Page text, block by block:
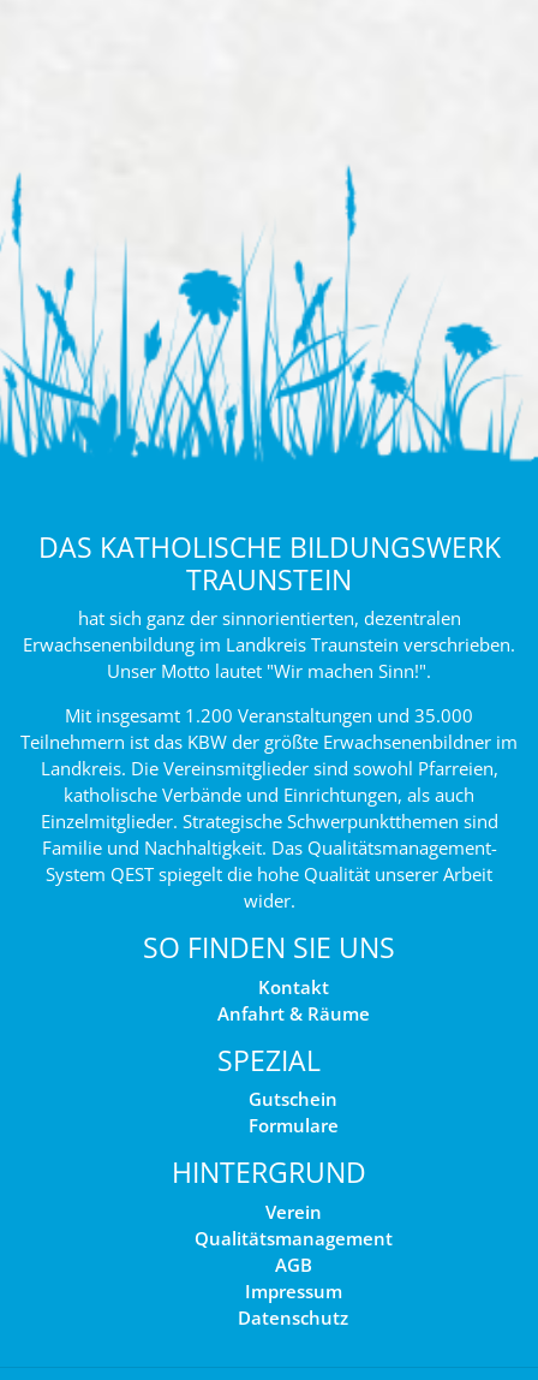
DAS KATHOLISCHE BILDUNGSWERK
TRAUNSTEIN
hat sich ganz der sinnorientierten, dezentralen
Erwachsenenbildung im Landkreis Traunstein verschrieben.
Unser Motto lautet "Wir machen Sinn!".
Mit insgesamt 1.200 Veranstaltungen und 35.000
Teilnehmern ist das KBW der größte Erwachsenenbildner im
Landkreis. Die Vereinsmitglieder sind sowohl Pfarreien,
katholische Verbände und Einrichtungen, als auch
Einzelmitglieder. Strategische Schwerpunktthemen sind
Familie und Nachhaltigkeit. Das Qualitätsmanagement-
System QEST spiegelt die hohe Qualität unserer Arbeit
wider.
SO FINDEN SIE UNS
Kontakt
Anfahrt & Räume
SPEZIAL
Gutschein
Formulare
HINTERGRUND
Verein
Qualitätsmanagement
AGB
Impressum
Datenschutz